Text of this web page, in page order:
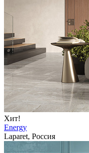
Хит!
Energy
Laparet, Россия